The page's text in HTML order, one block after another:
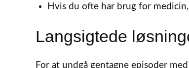
Hvis du ofte har brug for
Langsigtede
For at undgå gentagne episoder